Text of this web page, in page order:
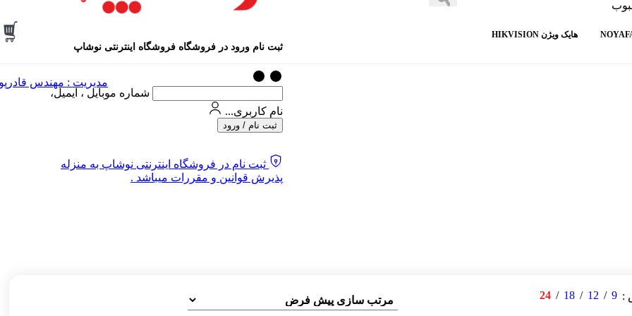
هایک ویژن HIKVISION
ثبت نام ورود در فروشگاه فروشگاه اینترنتی نوشاپ
شماره موبایل ، ایمیل،
نام کاربری...
ثبت نام / ورود
ثبت نام در فروشگاه اینترنتی نوشاپ به منزله
پذیرش قوانین و مقررات میباشد .
مدیریت : مهندس
9
12
18
24